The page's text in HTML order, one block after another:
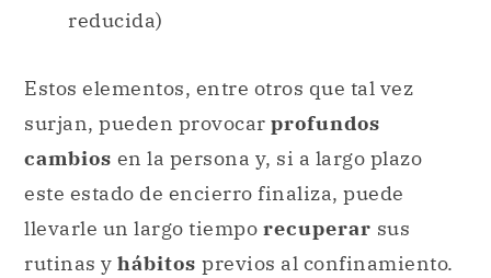
reducida)
Estos elementos, entre otros que tal vez
surjan, pueden provocar profundos
cambios en la persona y, si a largo plazo
este estado de encierro finaliza, puede
llevarle un largo tiempo recuperar sus
rutinas y hábitos previos al confinamiento.